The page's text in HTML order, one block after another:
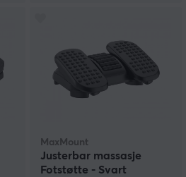
MaxMount
Justerbar massasje
Fotstøtte - Svart